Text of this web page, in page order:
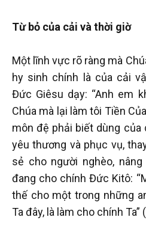
Từ bỏ của cải và thời giờ
Một lĩnh vực rõ ràng mà
hy sinh chính là của cải
Đức Giêsu dạy: “Anh em
Chúa mà lại làm tôi Tiền
môn đệ phải biết dùng
yêu thương và phục vụ,
sẻ cho người nghèo,
đang cho chính Đức Kitô:
thế cho một trong những
Ta đây, là làm cho chính Ta”